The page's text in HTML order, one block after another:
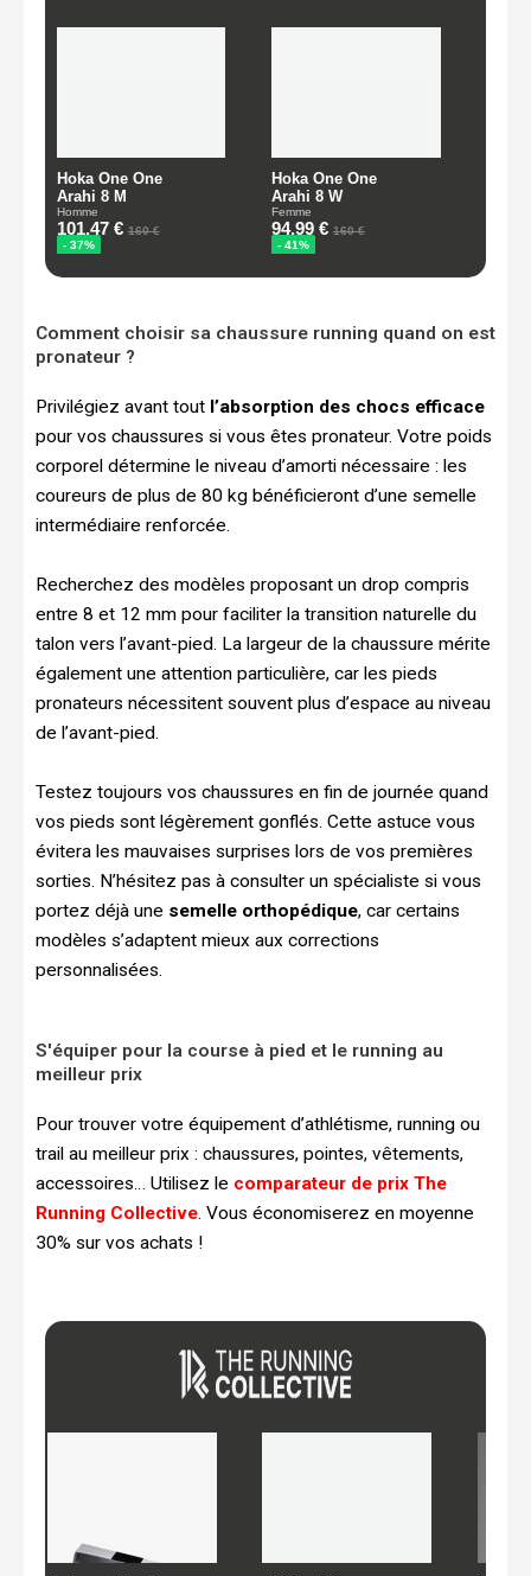
Comment choisir sa chaussure running quand on est
pronateur ?
Privilégiez avant tout l’absorption des chocs efficace
pour vos chaussures si vous êtes pronateur. Votre poids
corporel détermine le niveau d’amorti nécessaire : les
coureurs de plus de 80 kg bénéficieront d’une semelle
intermédiaire renforcée.
Recherchez des modèles proposant un drop compris
entre 8 et 12 mm pour faciliter la transition naturelle du
talon vers l’avant-pied. La largeur de la chaussure mérite
également une attention particulière, car les pieds
pronateurs nécessitent souvent plus d’espace au niveau
de l’avant-pied.
Testez toujours vos chaussures en fin de journée quand
vos pieds sont légèrement gonflés. Cette astuce vous
évitera les mauvaises surprises lors de vos premières
sorties. N’hésitez pas à consulter un spécialiste si vous
portez déjà une semelle orthopédique, car certains
modèles s’adaptent mieux aux corrections
personnalisées.
S'équiper pour la course à pied et le running au
meilleur prix
Pour trouver votre équipement d’athlétisme, running ou
trail au meilleur prix : chaussures, pointes, vêtements,
accessoires… Utilisez le comparateur de prix The
Running Collective. Vous économiserez en moyenne
30% sur vos achats !